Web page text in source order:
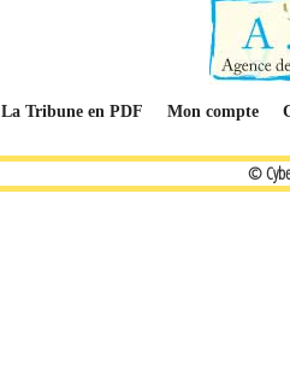
La Tribune en PDF Mon compte
©